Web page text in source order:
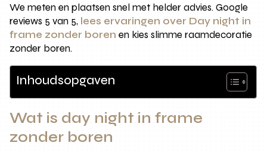
We meten en plaatsen snel met helder advies. Google
reviews 5 van 5, lees ervaringen over Day night in
frame zonder boren en kies slimme raamdecoratie
zonder boren.
Inhoudsopgaven
Wat is day night in frame
zonder boren